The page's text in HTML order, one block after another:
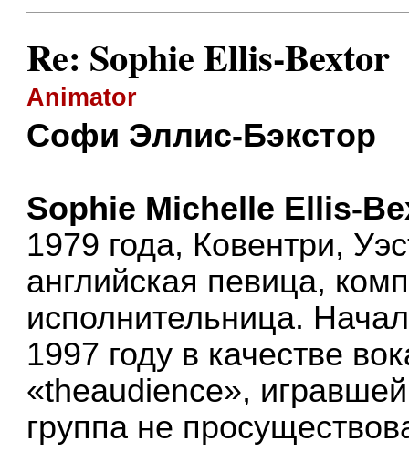
Re: Sophie Ellis-Bextor
Animator
Cофи Эллис-Бэкстор
Sophie Michelle Ellis-
1979 года, Ковентри,
английская певица,
исполнительница.
1997 году в качестве
«theaudience»,
группа не